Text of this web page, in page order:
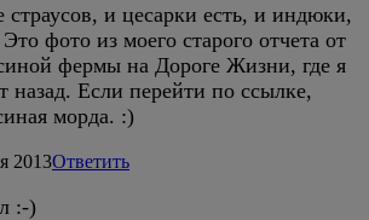
и цесарки есть, и индюки,
фото из моего старого отчета от
фермы на Дороге Жизни, где я
назад. Если перейти по ссылке,
морда. :)
2013Ответить
:-)